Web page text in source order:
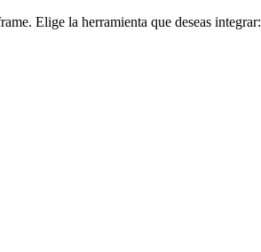
Elige la herramienta que deseas integrar: